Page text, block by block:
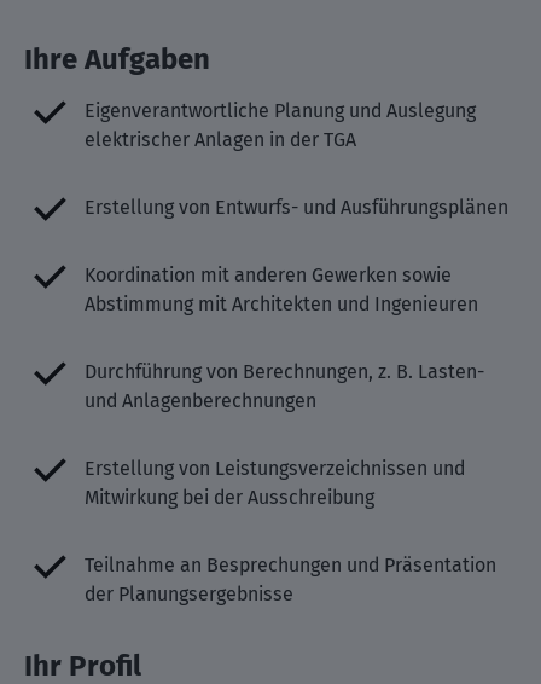
Ihre Aufgaben
Eigenverantwortliche Planung und Auslegung
elektrischer Anlagen in der TGA
Erstellung von Entwurfs- und Ausführungsplänen
Koordination mit anderen Gewerken sowie
Abstimmung mit Architekten und Ingenieuren
Durchführung von Berechnungen, z. B. Lasten-
und Anlagenberechnungen
Erstellung von Leistungsverzeichnissen und
Mitwirkung bei der Ausschreibung
Teilnahme an Besprechungen und Präsentation
der Planungsergebnisse
Ihr Profil